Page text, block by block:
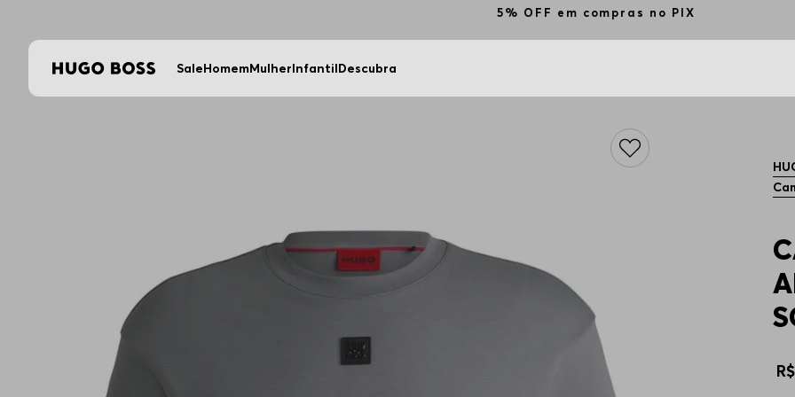
5% OFF em compras no PIX
SaleHomemMulherInfantilDescubra
R$